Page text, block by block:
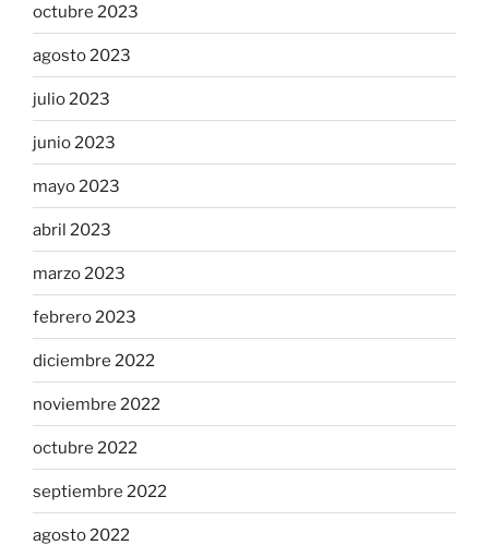
octubre 2023
agosto 2023
julio 2023
junio 2023
mayo 2023
abril 2023
marzo 2023
febrero 2023
diciembre 2022
noviembre 2022
octubre 2022
septiembre 2022
agosto 2022